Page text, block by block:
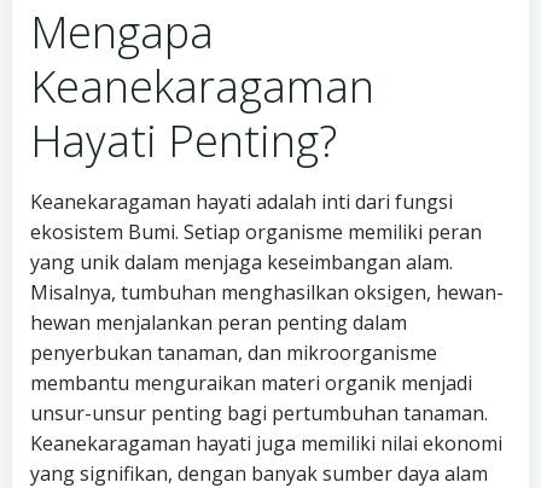
Mengapa
Keanekaragaman
Hayati Penting?
Keanekaragaman hayati adalah inti dari fungsi
ekosistem Bumi. Setiap organisme memiliki peran
yang unik dalam menjaga keseimbangan alam.
Misalnya, tumbuhan menghasilkan oksigen, hewan-
hewan menjalankan peran penting dalam
penyerbukan tanaman, dan mikroorganisme
membantu menguraikan materi organik menjadi
unsur-unsur penting bagi pertumbuhan tanaman.
Keanekaragaman hayati juga memiliki nilai ekonomi
yang signifikan, dengan banyak sumber daya alam